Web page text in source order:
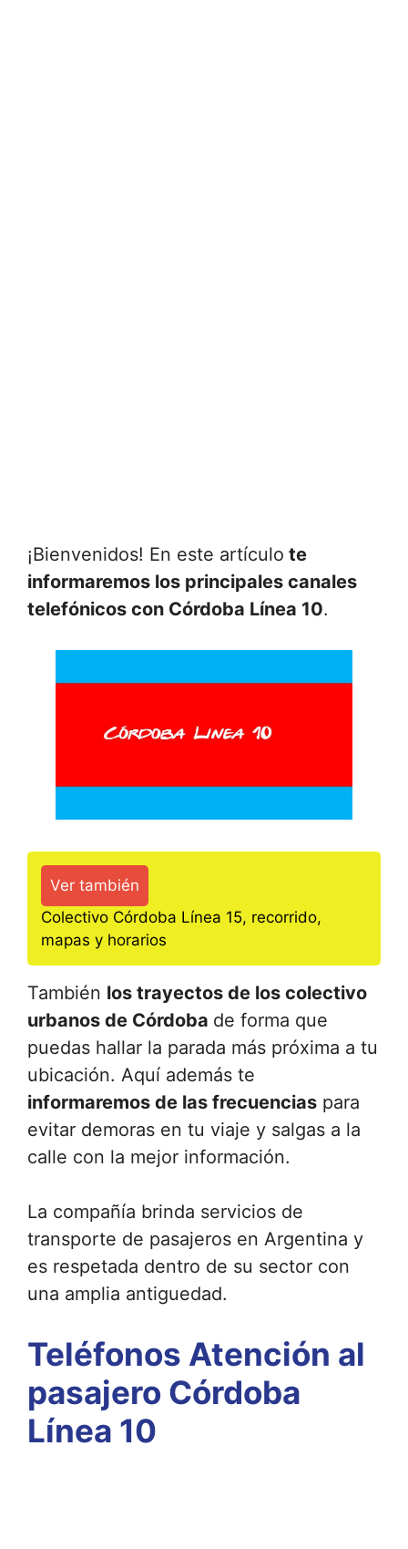
¡Bienvenidos! En este artículo te
informaremos los principales canales
telefónicos con Córdoba Línea 10.
Ver también
Colectivo Córdoba Línea 15, recorrido,
mapas y horarios
También los trayectos de los colectivo
urbanos de Córdoba de forma que
puedas hallar la parada más próxima a tu
ubicación. Aquí además te
informaremos de las frecuencias para
evitar demoras en tu viaje y salgas a la
calle con la mejor información.
La compañía brinda servicios de
transporte de pasajeros en Argentina y
es respetada dentro de su sector con
una amplia antiguedad.
Teléfonos Atención al
pasajero Córdoba
Línea 10